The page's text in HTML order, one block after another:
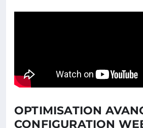
OPTIMISATION
CONFIGURATION